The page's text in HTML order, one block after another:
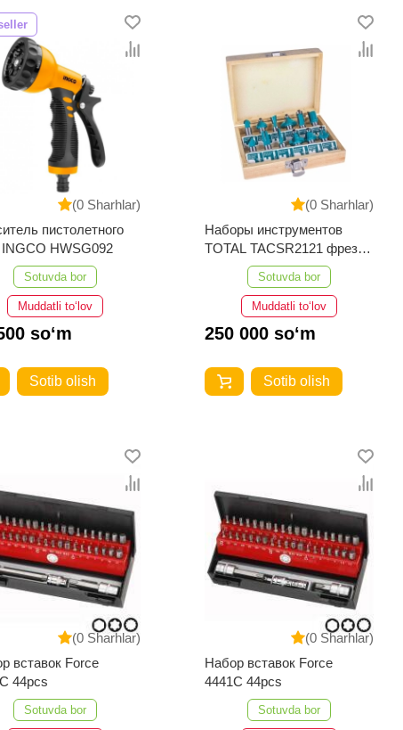
(0 Sharhlar)
пистолетного
INGCO HWSG092
Sotuvda bor
Muddatli to‘lov
so‘m
Sotib olish
(0 Sharhlar)
Наборы инструментов
TOTAL TACSR2121 фрезы
12 предметов
Sotuvda bor
Muddatli to‘lov
250 000 so‘m
Sotib olish
(0 Sharhlar)
вставок Force
44pcs
Sotuvda bor
(0 Sharhlar)
Набор вставок Force
4441C 44pcs
Sotuvda bor